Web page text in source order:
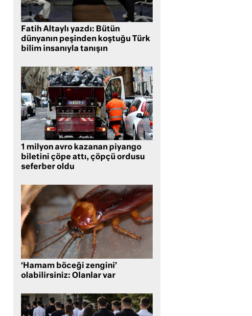
Fatih Altaylı yazdı: Bütün
dünyanın peşinden koştuğu Türk
bilim insanıyla tanışın
1 milyon avro kazanan piyango
biletini çöpe attı, çöpçü ordusu
seferber oldu
‘Hamam böceği zengini’
olabilirsiniz: Olanlar var